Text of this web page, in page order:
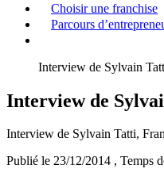
Choisir une franchise
Parcours
Interview de Sylvain
Interview de
Interview de Sylvain Tatti,
Publié le 23/12/2014 , Temps